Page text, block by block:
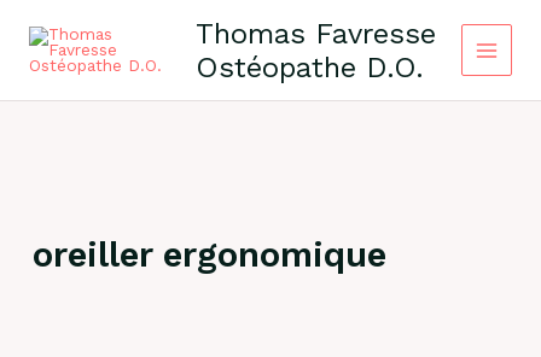
content
Thomas Favresse
Ostéopathe D.O.
oreiller ergonomique